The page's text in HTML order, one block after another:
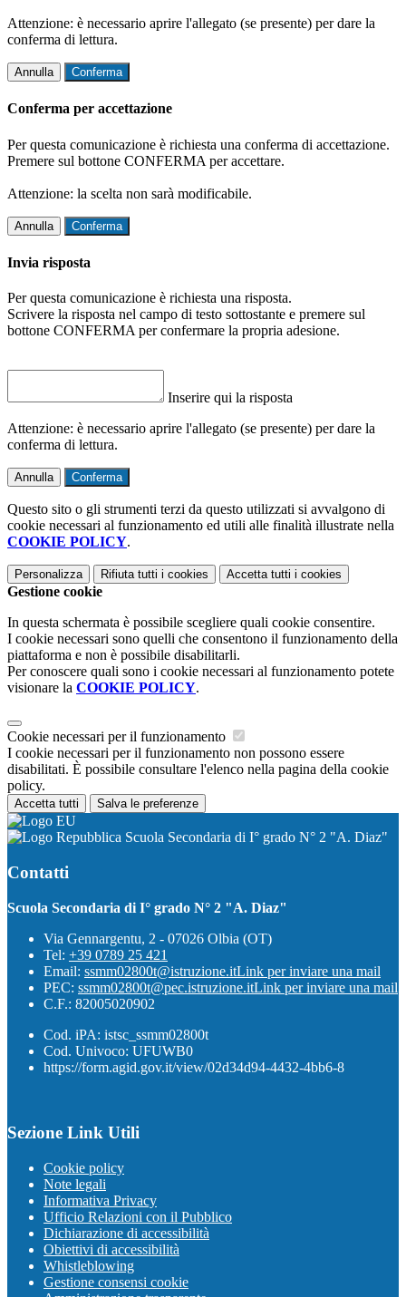
Attenzione: è necessario aprire l'allegato (se presente) per dare la
conferma di lettura.
Annulla Conferma
Conferma per accettazione
Per questa comunicazione è richiesta una conferma di accettazione.
Premere sul bottone CONFERMA per accettare.
Attenzione: la scelta non sarà modificabile.
Annulla Conferma
Invia risposta
Per questa comunicazione è richiesta una risposta.
Scrivere la risposta nel campo di testo sottostante e premere sul
bottone CONFERMA per confermare la propria adesione.
Inserire qui la risposta
Attenzione: è necessario aprire l'allegato (se presente) per dare la
conferma di lettura.
Annulla Conferma
Questo sito o gli strumenti terzi da questo utilizzati si avvalgono di
cookie necessari al funzionamento ed utili alle finalità illustrate nella
COOKIE POLICY.
Personalizza Rifiuta tutti i cookies Accetta tutti i cookies
Gestione cookie
In questa schermata è possibile scegliere quali cookie consentire.
I cookie necessari sono quelli che consentono il funzionamento della
piattaforma e non è possibile disabilitarli.
Per conoscere quali sono i cookie necessari al funzionamento potete
visionare la COOKIE POLICY.
Cookie necessari per il funzionamento
I cookie necessari per il funzionamento non possono essere
disabilitati. È possibile consultare l'elenco nella pagina della cookie
policy.
Accetta tutti Salva le preferenze
Scuola Secondaria di I° grado N° 2 "A. Diaz"
Contatti
Scuola Secondaria di I° grado N° 2 "A. Diaz"
Via Gennargentu, 2 - 07026 Olbia (OT)
Tel: +39 0789 25 421
Email: ssmm02800t@istruzione.itLink per inviare una mail
PEC: ssmm02800t@pec.istruzione.itLink per inviare una mail
C.F.: 82005020902
Cod. iPA: istsc_ssmm02800t
Cod. Univoco: UFUWB0
https://form.agid.gov.it/view/02d34d94-4432-4bb6-8
Sezione Link Utili
Cookie policy
Note legali
Informativa Privacy
Ufficio Relazioni con il Pubblico
Dichiarazione di accessibilità
Obiettivi di accessibilità
Whistleblowing
Gestione consensi cookie